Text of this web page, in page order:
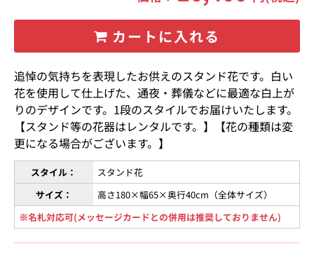
カートに入れる
追悼の気持ちを表現したお供えのスタンド花です。白い
花を使用して仕上げた、通夜・葬儀などに最適な白上が
りのデザインです。1段のスタイルでお届けいたします。
【スタンド等の花器はレンタルです。】【花の種類は変
更になる場合がございます。】
スタイル：
スタンド花
サイズ：
高さ180×幅65×奥行40cm（全体サイズ）
※名札対応可(メッセージカードとの併用は推奨しておりません)